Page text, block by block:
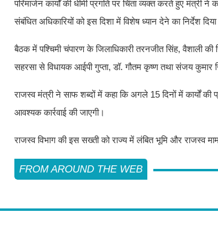
परिमार्जन कार्यों की धीमी प्रगति पर चिंता व्यक्त करते हुए
संबंधित अधिकारियों को इस दिशा में विशेष ध्यान देने का निर्देश
बैठक में पश्चिमी चंपारण के जिलाधिकारी तरनजीत सिंह, वैशाली की
सहरसा से विधायक आईपी गुप्ता, डॉ. गौतम कृष्ण तथा संजय कुमार
राजस्व मंत्री ने साफ शब्दों में कहा कि अगले 15 दिनों में कार्यों की
आवश्यक कार्रवाई की जाएगी।
राजस्व विभाग की इस सख्ती को राज्य में लंबित भूमि और राजस्व
FROM AROUND THE WEB